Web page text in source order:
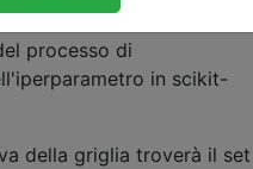
processo di
in scikit-
della griglia troverà il set